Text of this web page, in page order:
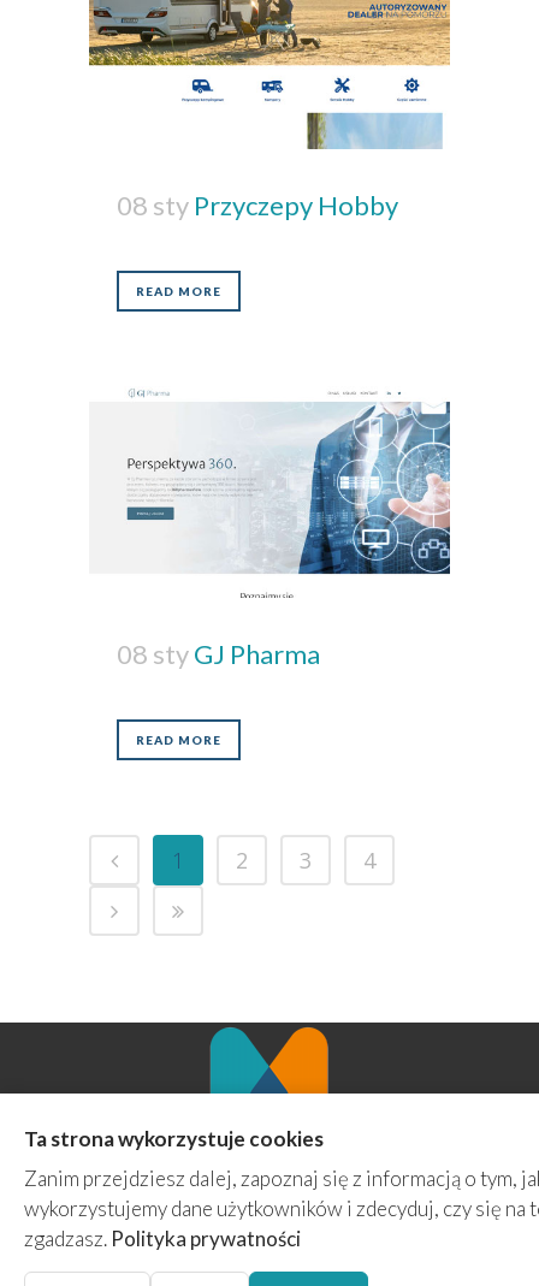
08 sty Przyczepy Hobby
READ MORE
08 styGJ Pharma
READ MORE
1 2 3 4
ul. Ziemowita 70/4a
61-063 Poznań
kontakt@prowadzenie-fanpage.pl
Ta strona wykorzystuje cookies
Zanim przejdziesz dalej, zapoznaj się z informacją o tym,
wykorzystujemy dane użytkowników i zdecyduj, czy się na
zgadzasz. Polityka prywatności